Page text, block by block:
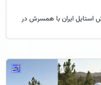
ایران با همسرش در